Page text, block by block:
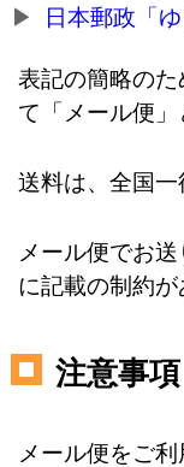
日本郵政「
表記の簡略の
て「メール便」
送料は、全国一
メール便でお
に記載の制約が
注意事項
メール便をご